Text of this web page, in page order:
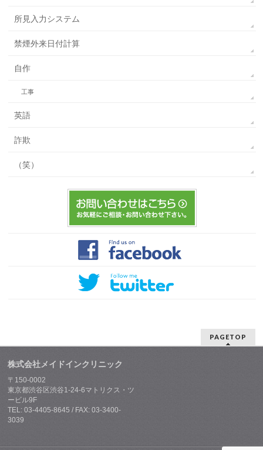
所見入力システム
禁煙外来日付計算
自作
工事
英語
詐欺
（笑）
PAGETOP
株式会社メイドインクリニック
〒150-0002
東京都渋谷区渋谷1-24-6マトリクス・ツ
ービル9F
TEL: 03-4405-8645 / FAX: 03-3400-
3039